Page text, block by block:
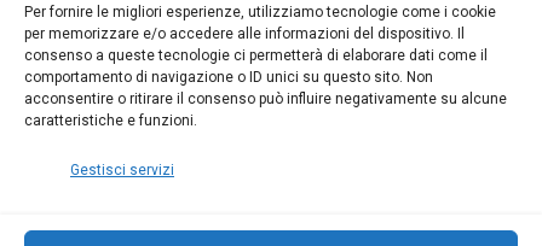
Per fornire le migliori esperienze, utilizziamo tecnologie come i cookie
per memorizzare e/o accedere alle informazioni del dispositivo. Il
consenso a queste tecnologie ci permetterà di elaborare dati come il
comportamento di navigazione o ID unici su questo sito. Non
acconsentire o ritirare il consenso può influire negativamente su alcune
caratteristiche e funzioni.
Gestisci servizi
Blumaticasu
Coordinatore della
Sicurezza: cosa è
richiesto per abilitazione
e aggiornamento